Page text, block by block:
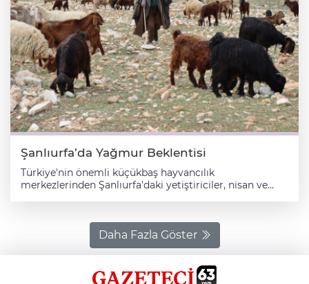
Şanlıurfa’da Yağmur Beklentisi
Türkiye'nin önemli küçükbaş hayvancılık
merkezlerinden Şanlıurfa'daki yetiştiriciler, nisan ve
2 milyon 440 bin küçükbaş, 297 bin büyükbaş hayvan
varlığı bulunan Şanlıurfa'daki hayvan yetiştiricileri,
meraların yeşermesi için nisan ve mayıs yağışlarını
bekliyor. Harran Üniversitesi Ziraat Fakültesi Toprak
Bilimi ve Bitki Besleme Bölümü Öğretim Üyesi Prof.
Daha Fazla Göster